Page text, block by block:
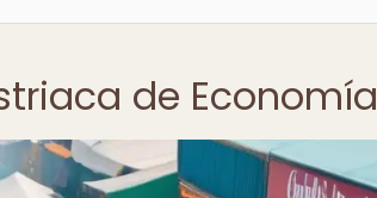
de Economía